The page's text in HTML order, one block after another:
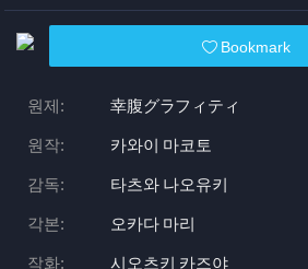
Bookmark
원제: 幸腹グラフィティ
원작: 카와이 마코토
감독: 타츠와 나오유키
각본: 오카다 마리
작화: 시오츠키 카즈야